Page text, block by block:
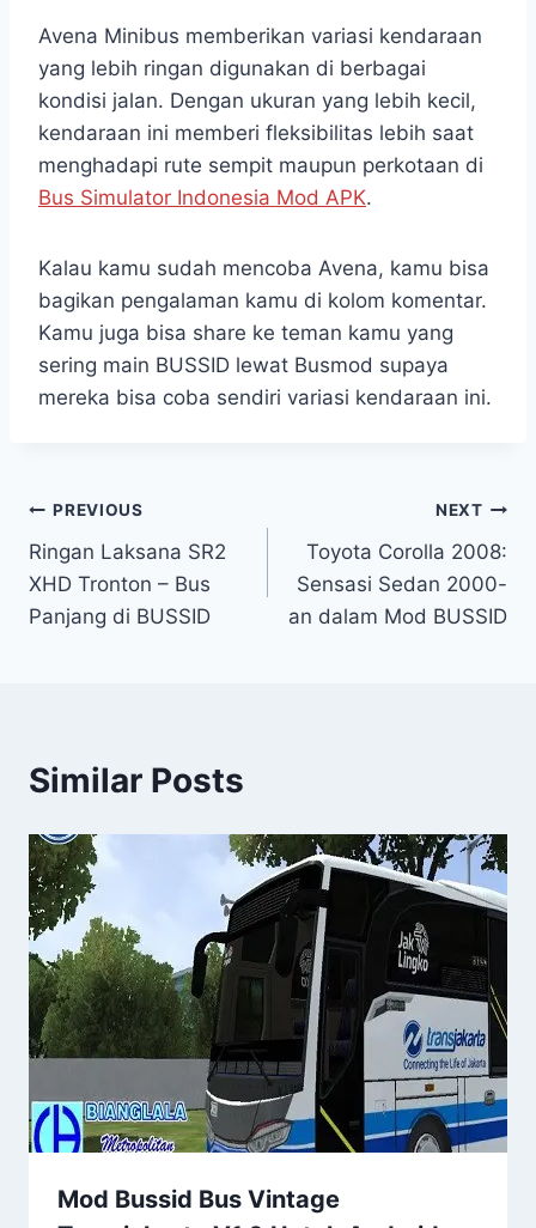
Avena Minibus memberikan variasi kendaraan
yang lebih ringan digunakan di berbagai
kondisi jalan. Dengan ukuran yang lebih kecil,
kendaraan ini memberi fleksibilitas lebih saat
menghadapi rute sempit maupun perkotaan di
Bus Simulator Indonesia Mod APK.
Kalau kamu sudah mencoba Avena, kamu bisa
bagikan pengalaman kamu di kolom komentar.
Kamu juga bisa share ke teman kamu yang
sering main BUSSID lewat Busmod supaya
mereka bisa coba sendiri variasi kendaraan ini.
Post
navigation
PREVIOUS
Ringan Laksana SR2
XHD Tronton – Bus
Panjang di BUSSID
NEXT
Toyota Corolla 2008:
Sensasi Sedan 2000-
an dalam Mod BUSSID
Similar Posts
Mod Bussid Bus Vintage